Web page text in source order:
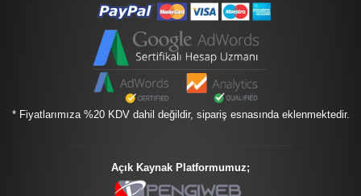
* Fiyatlarımıza %20 KDV dahil değildir, sipariş esnasında eklenmektedir.
Açık Kaynak Platformumuz;